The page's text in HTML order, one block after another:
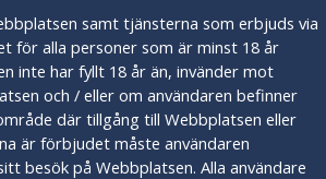
samt tjänsterna som erbjuds via
för alla personer som är minst 18 år
inte har fyllt 18 år än, invänder mot
och / eller om användaren befinner
där tillgång till Webbplatsen eller
är förbjudet måste användaren
besök på Webbplatsen. Alla användare